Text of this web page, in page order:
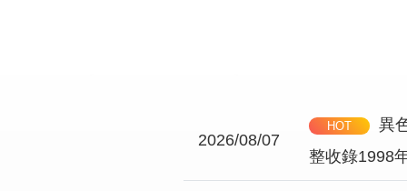
2026/08/07
HOT
異
整收錄1998